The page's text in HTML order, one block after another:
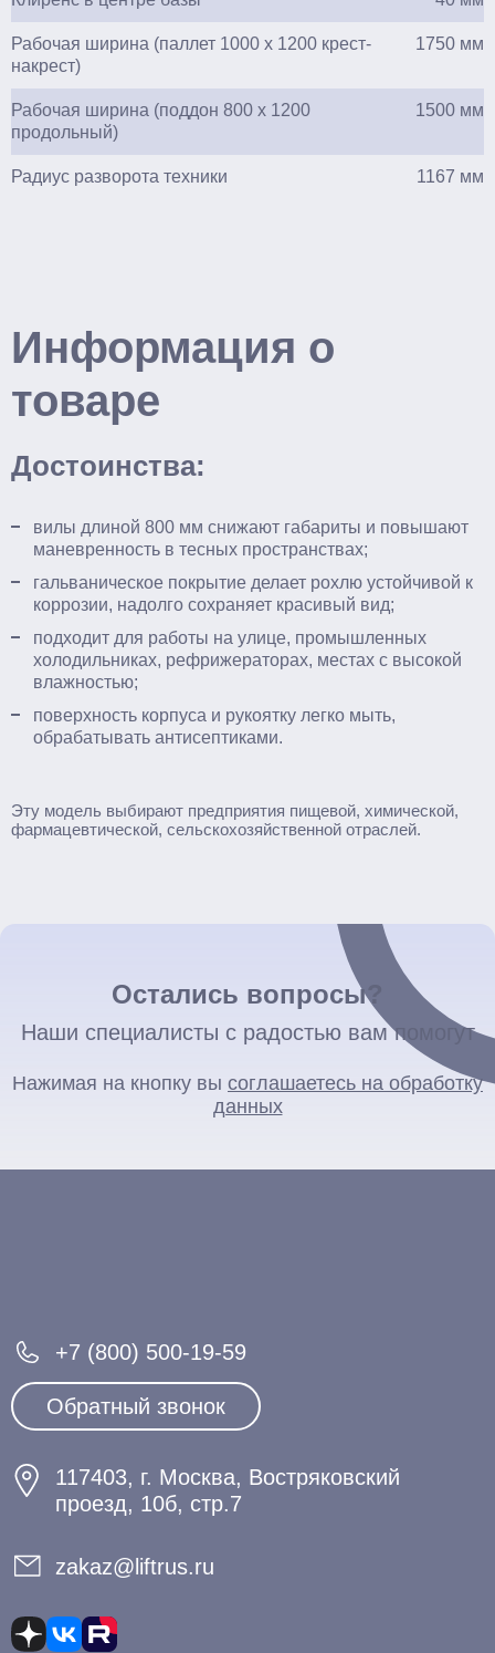
Рабочая ширина (паллет 1000 х 1200 крест-
накрест)
1750 мм
Рабочая ширина (поддон 800 х 1200
продольный)
1500 мм
Радиус разворота техники 1167 мм
Информация о
товаре
Достоинства:
вилы длиной 800 мм снижают габариты и повышают
маневренность в тесных пространствах;
гальваническое покрытие делает рохлю устойчивой к
коррозии, надолго сохраняет красивый вид;
подходит для работы на улице, промышленных
холодильниках, рефрижераторах, местах с высокой
влажностью;
поверхность корпуса и рукоятку легко мыть,
обрабатывать антисептиками.
Эту модель выбирают предприятия пищевой, химической,
фармацевтической, сельскохозяйственной отраслей.
Остались вопросы?
Наши специалисты с радостью вам помогут
Нажимая на кнопку вы соглашаетесь на обработку
данных
+7 (800) 500-19-59
Обратный звонок
117403, г. Москва, Востряковский
проезд, 10б, стр.7
zakaz@liftrus.ru